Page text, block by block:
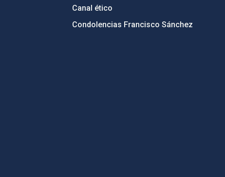
Canal ético
Condolencias Francisco Sánchez